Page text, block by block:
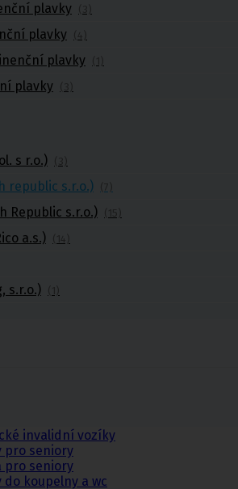
Antitrombotické punčochy
Preventivní a podpůrné
Stehenní preventivní a
třída
Navlékače punčoch
Zdravotní ponožky
Stahovací prádlo
invalidní vozíky
pro seniory
pro seniory
do koupelny a wc
plavky
plavky
plavky
plavky
s r.o.)
republic s.r.o.)
Republic s.r.o.)
a.s.)
s.r.o.)